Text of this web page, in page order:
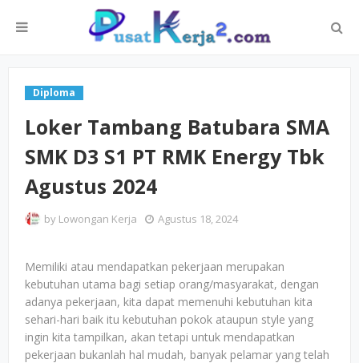
Diploma
Loker Tambang Batubara SMA
SMK D3 S1 PT RMK Energy Tbk
Agustus 2024
by Lowongan Kerja Agustus 18, 2024
Memiliki atau mendapatkan pekerjaan merupakan
kebutuhan utama bagi setiap orang/masyarakat, dengan
adanya pekerjaan, kita dapat memenuhi kebutuhan kita
sehari-hari baik itu kebutuhan pokok ataupun style yang
ingin kita tampilkan, akan tetapi untuk mendapatkan
pekerjaan bukanlah hal mudah, banyak pelamar yang telah